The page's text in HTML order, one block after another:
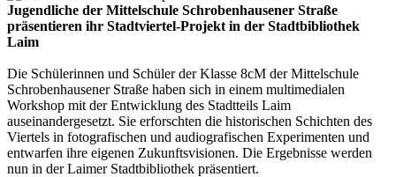
Jugendliche der Mittelschule Schrobenhausener Straße
präsentieren ihr Stadtviertel-Projekt in der Stadtbibliothek
Laim
Die Schülerinnen und Schüler der Klasse 8cM der Mittelschule
Schrobenhausener Straße haben sich in einem multimedialen
Workshop mit der Entwicklung des Stadtteils Laim
auseinandergesetzt. Sie erforschten die historischen Schichten des
Viertels in fotografischen und audiografischen Experimenten und
entwarfen ihre eigenen Zukunftsvisionen. Die Ergebnisse werden
nun in der Laimer Stadtbibliothek präsentiert.